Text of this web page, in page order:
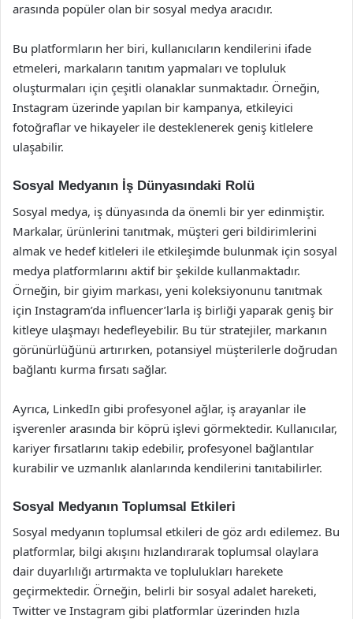
arasında popüler olan bir sosyal medya aracıdır.
Bu platformların her biri, kullanıcıların kendilerini ifade
etmeleri, markaların tanıtım yapmaları ve topluluk
oluşturmaları için çeşitli olanaklar sunmaktadır. Örneğin,
Instagram üzerinde yapılan bir kampanya, etkileyici
fotoğraflar ve hikayeler ile desteklenerek geniş kitlelere
ulaşabilir.
Sosyal Medyanın İş Dünyasındaki Rolü
Sosyal medya, iş dünyasında da önemli bir yer edinmiştir.
Markalar, ürünlerini tanıtmak, müşteri geri bildirimlerini
almak ve hedef kitleleri ile etkileşimde bulunmak için sosyal
medya platformlarını aktif bir şekilde kullanmaktadır.
Örneğin, bir giyim markası, yeni koleksiyonunu tanıtmak
için Instagram’da influencer’larla iş birliği yaparak geniş bir
kitleye ulaşmayı hedefleyebilir. Bu tür stratejiler, markanın
görünürlüğünü artırırken, potansiyel müşterilerle doğrudan
bağlantı kurma fırsatı sağlar.
Ayrıca, LinkedIn gibi profesyonel ağlar, iş arayanlar ile
işverenler arasında bir köprü işlevi görmektedir. Kullanıcılar,
kariyer fırsatlarını takip edebilir, profesyonel bağlantılar
kurabilir ve uzmanlık alanlarında kendilerini tanıtabilirler.
Sosyal Medyanın Toplumsal Etkileri
Sosyal medyanın toplumsal etkileri de göz ardı edilemez. Bu
platformlar, bilgi akışını hızlandırarak toplumsal olaylara
dair duyarlılığı artırmakta ve toplulukları harekete
geçirmektedir. Örneğin, belirli bir sosyal adalet hareketi,
Twitter ve Instagram gibi platformlar üzerinden hızla